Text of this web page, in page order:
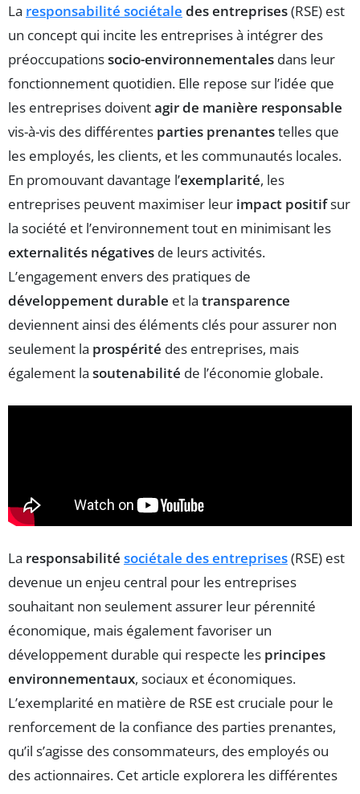
La responsabilité sociétale des entreprises(RSE) est
un concept qui incite les entreprises à intégrer des
préoccupationssocio-environnementales dans leur
fonctionnement quotidien. Elle repose sur l’idée que
les entreprises doiventagir de manière responsable
vis-à-vis des différentes parties prenantestelles que
les employés, les clients, et les communautés locales.
En promouvant davantage l’exemplarité, les
entreprises peuvent maximiser leur impact positifsur
la société et l’environnement tout en minimisant les
externalités négatives de leurs activités.
L’engagement envers des pratiques de
développement durable et la transparence
deviennent ainsi des éléments clés pour assurer non
seulement la prospérité des entreprises, mais
également la soutenabilité de l’économie globale.
La responsabilité sociétale des entreprises(RSE) est
devenue un enjeu central pour les entreprises
souhaitant non seulement assurer leur pérennité
économique, mais également favoriser un
développement durable qui respecte les principes
environnementaux, sociaux et économiques.
L’exemplarité en matière de RSE est cruciale pour le
renforcement de la confiance des parties prenantes,
qu’il s’agisse des consommateurs, des employés ou
des actionnaires. Cet article explorera les différentes